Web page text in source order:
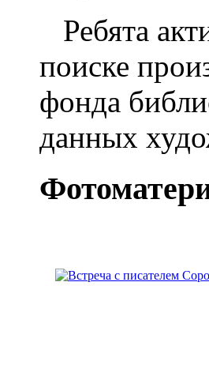
Ребята
поиске
фонда
данных